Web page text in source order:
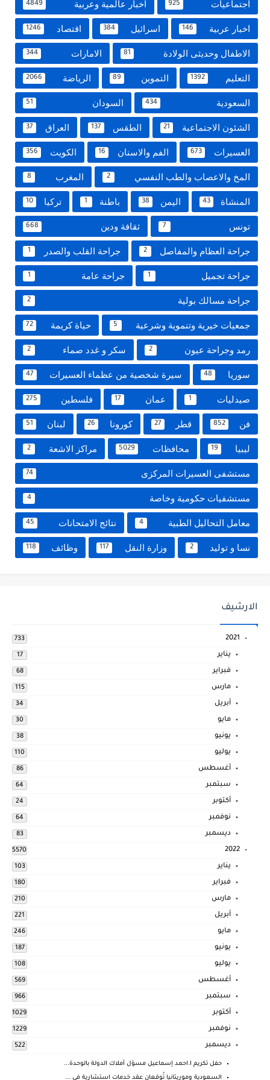
اجتماعيات 925 اخبار عالمية وعربية 4849
اخبار عربية 146 اسرائيل 384 اقتصاد 1246
الاطفال وحديثى الولادة 81 الامارات 344
التعليم 1392 التموين 89 الرياضة 2066
السعودية 434 السودان 51
الشئون الاجتماعية 21 الطقس 137 العراق 37
العسيرات 673 الفم والاسنان 16 الكويت 356
المخ والاعصاب والطب النفسي 2 المغرب 8
المنشاة 43 اليمن 38 باطنة 1 تركيا 10
تونس 7 ثقافة ودين 668
جراحة العظام والمفاصل 2 جراحة القلب والصدر 1
جراحة تجميل 1 جراحة عامة 1
جراحة مسالك بولية 2
جمعيات خيرية وتنموية وشرعية 5 حياة كريمة 72
رمد وجراحة عيون 2 سكر و غدد صماء 2
سوريا 48 سيرة شخصية من عظماء العسيرات 47
صيدليات 1 عمان 17 فلسطين 275
فن 852 قطر 27 كورونا 26 لبنان 51
ليبيا 19 محافظات 5029 مراكز الاشعة 2
مستشفى العسيرات المركزى 74
مستشفيات حكومية وخاصة 4
معامل التحاليل الطبية 4 نتائج الامتحانات 45
نسا و توليد 2 وزارة النقل 117 وظائف 118
الارشيف
2021
733
يناير 17
فبراير 68
مارس 115
أبريل 34
مايو 30
يونيو 38
يوليو 110
أغسطس 86
سبتمبر 64
أكتوبر 24
نوفمبر 64
ديسمبر 83
2022
5570
يناير 103
فبراير 180
مارس 210
أبريل 221
مايو 246
يونيو 187
يوليو 108
أغسطس 569
سبتمبر 966
أكتوبر 1029
نوفمبر 1229
ديسمبر 522
حفل تكريم ا.احمد إسماعيل مسؤل أملاك الدولة بالوحدة...
السعودية وموريتانيا تُوقعان عقد خدمات استشارية في ...